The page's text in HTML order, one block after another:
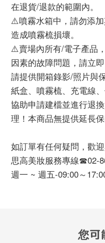
在退貨/退款的範圍內。
⚠️噴霧水箱中，請勿添
造成噴霧梳損壞。
⚠️賣場內所有/電子產品
因素的故障問題，請立
請提供開箱錄影/照片與
紙盒、噴霧梳、充電線
協助申請建檔並進行退
理！本商品無提供延長
如訂單有任何疑問，歡
思高美妝服務專線☎️02-
週一 ~ 週五-09:00～
您可